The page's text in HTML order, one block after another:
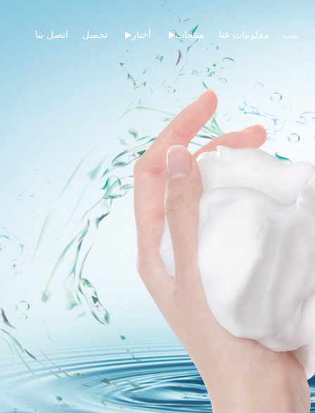
بيت معلومات عنا منتجات أخبار تحميل اتصل بنا